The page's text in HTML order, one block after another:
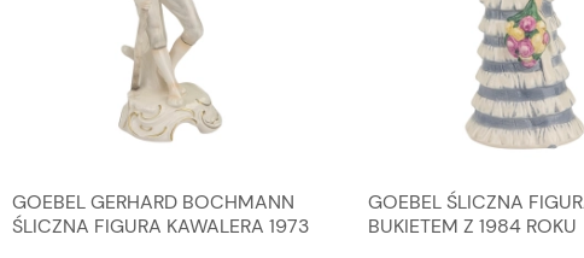
GOEBEL GERHARD BOCHMANN
ŚLICZNA FIGURA KAWALERA 1973
GOEBEL ŚLICZNA
BUKIETEM Z 1984 ROKU